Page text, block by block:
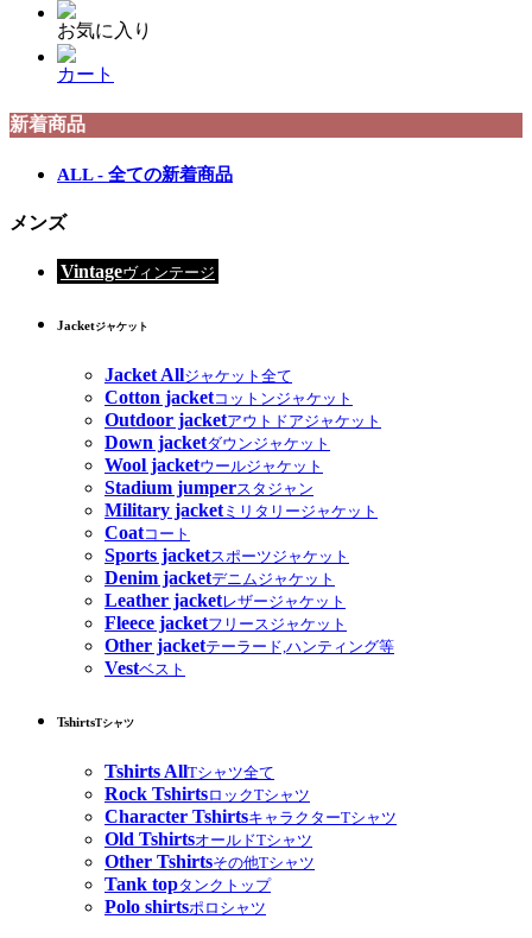
お気に入り
カート
新着商品
ALL - 全ての新着商品
メンズ
Vintageヴィンテージ
Jacketジャケット
Jacket Allジャケット全て
Cotton jacketコットンジャケット
Outdoor jacketアウトドアジャケット
Down jacketダウンジャケット
Wool jacketウールジャケット
Stadium jumperスタジャン
Military jacketミリタリージャケット
Coatコート
Sports jacketスポーツジャケット
Denim jacketデニムジャケット
Leather jacketレザージャケット
Fleece jacketフリースジャケット
Other jacketテーラード,ハンティング等
Vestベスト
TshirtsTシャツ
Tshirts AllTシャツ全て
Rock TshirtsロックTシャツ
Character TshirtsキャラクターTシャツ
Old TshirtsオールドTシャツ
Other Tshirtsその他Tシャツ
Tank topタンクトップ
Polo shirtsポロシャツ